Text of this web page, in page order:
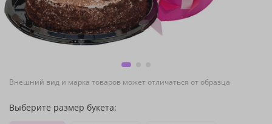
Внешний вид и марка товаров может отличаться от образца
Выберите размер букета: